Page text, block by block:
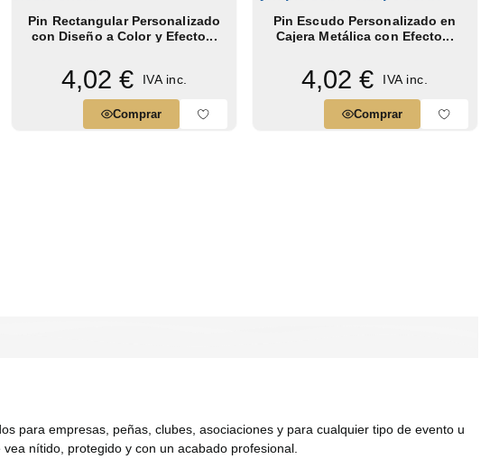
Pin Rectangular Personalizado
con Diseño a Color y Efecto...
4,02 € IVA inc.
Comprar
Pin Escudo Personalizado en
Cajera Metálica con Efecto...
4,02 € IVA inc.
Comprar
para empresas, peñas, clubes, asociaciones y para cualquier tipo de evento u
nítido, protegido y con un acabado profesional.